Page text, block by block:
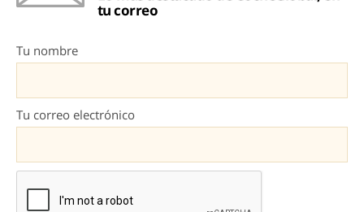
tu correo
Tu nombre
Tu correo electrónico